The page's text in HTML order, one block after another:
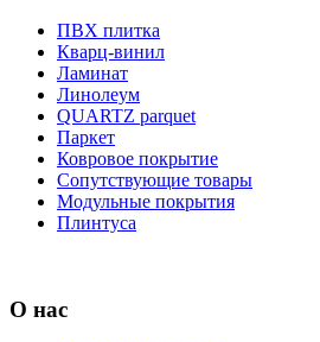
ПВХ плитка
Кварц-винил
Ламинат
Линолеум
QUARTZ parquet
Паркет
Ковровое покрытие
Сопутствующие товары
Модульные покрытия
Плинтуса
О нас